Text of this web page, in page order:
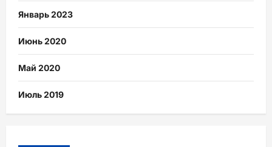
Январь 2023
Июнь 2020
Май 2020
Июль 2019